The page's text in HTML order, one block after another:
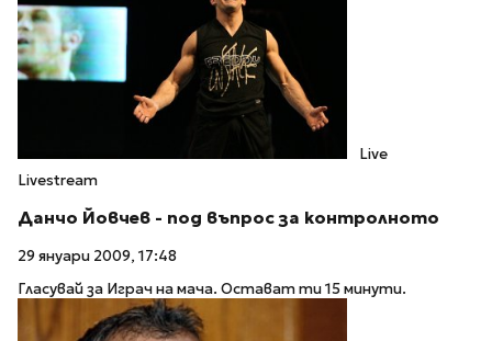
Live
Livestream
Данчо Йовчев - под въпрос за контролното
29 януари 2009, 17:48
Гласувай за Играч на мача. Остават ти 15 минути.